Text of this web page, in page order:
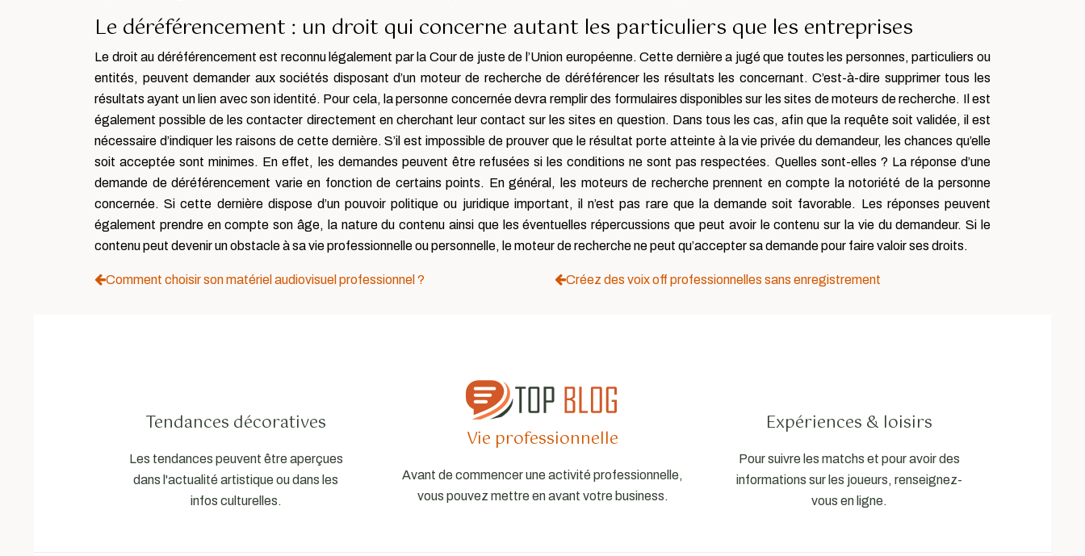
Le déréférencement : un droit qui concerne autant les particuliers que les entreprises
Le droit au déréférencement est reconnu légalement par la Cour de juste de l’Union européenne. Cette dernière a jugé que toutes les personnes, particuliers ou
entités, peuvent demander aux sociétés disposant d’un moteur de recherche de déréférencer les résultats les concernant. C’est-à-dire supprimer tous les
résultats ayant un lien avec son identité. Pour cela, la personne concernée devra remplir des formulaires disponibles sur les sites de moteurs de recherche. Il est
également possible de les contacter directement en cherchant leur contact sur les sites en question. Dans tous les cas, afin que la requête soit validée, il est
nécessaire d’indiquer les raisons de cette dernière. S’il est impossible de prouver que le résultat porte atteinte à la vie privée du demandeur, les chances qu’elle
soit acceptée sont minimes. En effet, les demandes peuvent être refusées si les conditions ne sont pas respectées. Quelles sont-elles ? La réponse d’une
demande de déréférencement varie en fonction de certains points. En général, les moteurs de recherche prennent en compte la notoriété de la personne
concernée. Si cette dernière dispose d’un pouvoir politique ou juridique important, il n’est pas rare que la demande soit favorable. Les réponses peuvent
également prendre en compte son âge, la nature du contenu ainsi que les éventuelles répercussions que peut avoir le contenu sur la vie du demandeur. Si le
contenu peut devenir un obstacle à sa vie professionnelle ou personnelle, le moteur de recherche ne peut qu’accepter sa demande pour faire valoir ses droits.
Comment choisir son matériel audiovisuel professionnel ? Créez des voix off professionnelles sans enregistrement
Tendances décoratives
Les tendances peuvent être aperçues
dans l'actualité artistique ou dans les
infos culturelles.
Vie professionnelle
Avant de commencer une activité professionnelle,
vous pouvez mettre en avant votre business.
Expériences & loisirs
Pour suivre les matchs et pour avoir des
informations sur les joueurs, renseignez-
vous en ligne.